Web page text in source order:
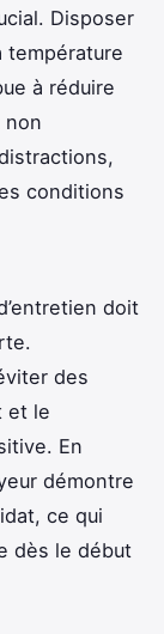
Disposer
température
à réduire
non
conditions
doit
des
et le
En
démontre
ce qui
dès le début